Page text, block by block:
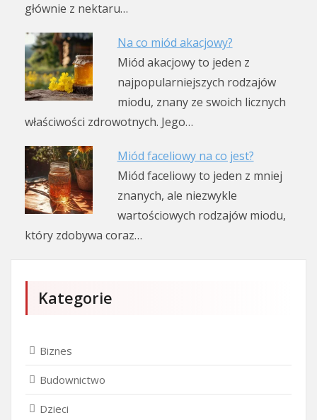
głównie z nektaru…
Na co miód akacjowy?
Miód akacjowy to jeden z
najpopularniejszych rodzajów
miodu, znany ze swoich licznych
właściwości zdrowotnych. Jego…
Miód faceliowy na co jest?
Miód faceliowy to jeden z mniej
znanych, ale niezwykle
wartościowych rodzajów miodu,
który zdobywa coraz…
Kategorie
Biznes
Budownictwo
Dzieci